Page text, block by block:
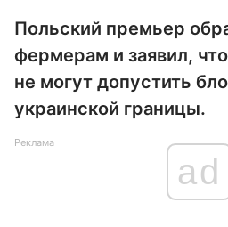
Польский премьер
фермерам и заявил,
не могут допустить
украинской границы.
Реклама
ad